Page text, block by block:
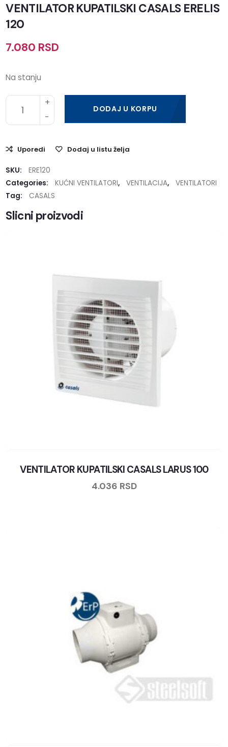
VENTILATOR KUPATILSKI CASALS ERELIS
120
7.080 RSD
Na stanju
DODAJ U KORPU
Uporedi Dodaj u listu želja
SKU:
ERE120
Categories:
KUĆNI VENTILATORI, VENTILACIJA,
VENTILATORI
Tag:
CASALS
Slicni proizvodi
VENTILATOR KUPATILSKI CASALS LARUS 100
4.036 RSD